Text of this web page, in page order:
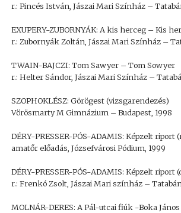
r.: Pincés István, Jászai Mari Színház –
EXUPERY-ZUBORNYÁK: A kis herceg – Kis
r.: Zubornyák Zoltán, Jászai Mari Színház –
TWAIN-BAJCZI: Tom Sawyer – Tom Sowyer
r.: Helter Sándor, Jászai Mari Színház –
SZOPHOKLÉSZ: Görögest (vizsgarendezés)
Vörösmarty M Gimnázium – Budapest, 1998
DÉRY-PRESSER-PÓS-ADAMIS: Képzelt riport
amatőr előadás, Józsefvárosi Pódium, 1999
DÉRY-PRESSER-PÓS-ADAMIS: Képzelt riport
r.: Frenkó Zsolt, Jászai Mari színház –
MOLNÁR-DERES: A Pál-utcai fiúk -Boka János